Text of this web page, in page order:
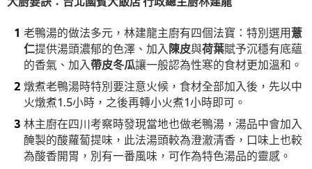
老鴨湯的做法多元，林建龍主廚有四個法寶：特別選用薏
仁提供湯頭濃郁的色澤、加入陳皮與荷葉賦予沉穩有底蘊
的香氣、加入帶皮冬瓜讓一般認為性寒的食材更加溫和。
燉煮老鴨湯時特別要注意火候，食材全部加入後，先以中
火燉煮1.5小時，之後再轉小火煮1小時即可。
林主廚在四川考察時發現當地也做老鴨湯，湯品中會加入
醃製的酸蘿蔔提味，此法湯頭較為澄澈清香，口味上也較
為酸香開胃，別有一番風味，可作為特色湯品的靈感。